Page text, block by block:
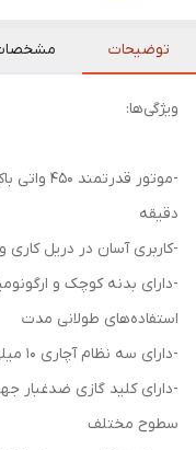
توضیحات
ویژگی‌ها:
دقیقه
-کاربری آسان در دریل
-دارای بدنه کوچک و
استفاده‌های طولانی مدت
-دارای سه نظام آچاری 10 میلی‌متری مستحکم
-دارای کلید گازی ضدغبار
سطوح مختلف